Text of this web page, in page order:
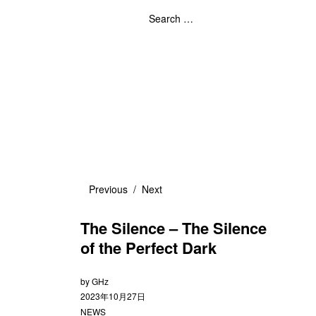
Next
Previous
The Silence – The Silence
of the Perfect Dark
byGHz
2023年10月27日
NEWS